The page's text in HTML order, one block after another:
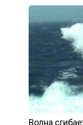
Волна